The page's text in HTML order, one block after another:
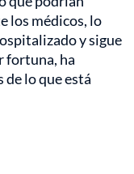
los médicos, lo
y sigue
fortuna, ha
lo que está